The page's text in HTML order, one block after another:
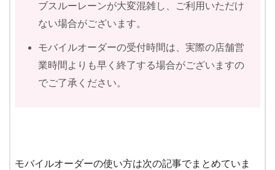
ブスルーレーンが大変混雑し、ご利用いただけ
ない場合がございます。
モバイルオーダーの受付時間は、実際の店舗営
業時間よりも早く終了する場合がございますの
でご了承ください。
モバイルオーダーの使い方は次の記事でまとめていま